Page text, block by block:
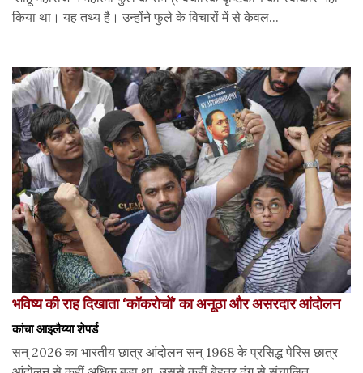
किया था। यह तथ्य है। उन्होंने फुले के विचारों में से केवल...
भविष्य की राह दिखाता ‘कॉकरोचों’ का अनूठा और असरदार आंदोलन
कांचा आइलैय्या शेपर्ड
सन् 2026 का भारतीय छात्र आंदोलन सन् 1968 के प्रसिद्ध पेरिस छात्र